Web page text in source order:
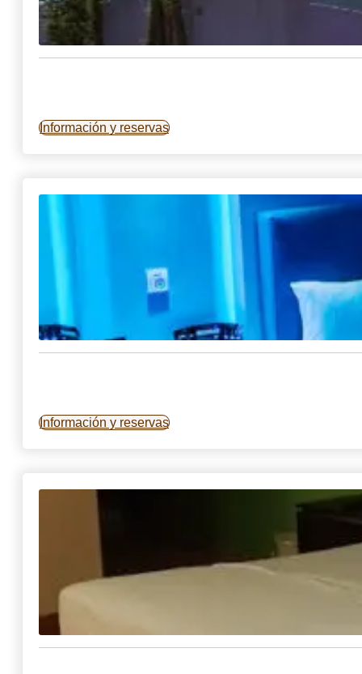
Información y reservas
Información y reservas